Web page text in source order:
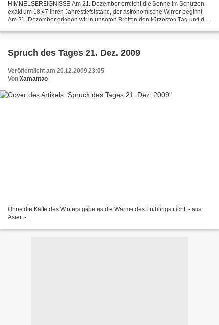
HIMMELSEREIGNISSE Am 21. Dezember erreicht die Sonne im Schützen
exakt um 18.47 ihren Jahrestiefststand, der astronomische Winter beginnt.
Am 21. Dezember erleben wir in unseren Breiten den kürzesten Tag und die
Spruch des Tages 21. Dez. 2009
Veröffentlicht am 20.12.2009 23:05
Von Xamantao
Ohne die Kälte des Winters gäbe es die Wärme des Frühlings nicht. - aus
Asien -